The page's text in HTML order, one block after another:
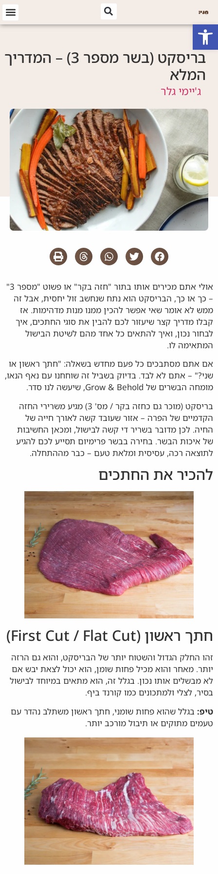
פתח סרגל נגישות
בריסקט (בשר מספר 3) – המדריך
המלא
ג'יימי גלר
אולי אתם מכירים אותו בתור "חזה בקר" או פשוט "מספר 3"
– כך או כך, הבריסקט הוא נתח שנחשב זול יחסית, אבל זה
ממש לא אומר שאי אפשר להכין ממנו מנות מדהימות. אז
קבלו מדריך קצר שיעזור לכם להבין את סוגי החתכים, איך
לבחור נכון, ואיך להתאים כל אחד מהם לשיטת הבישול
המתאימה לו.
אם אתם מסתבכים כל פעם מחדש בשאלה: "חתך ראשון או
שני?" – אתם לא לבד. בדיוק בשביל זה שוחחנו עם נאף הנאו,
מומחה הבשרים של Grow & Behold, שיעשה לנו סדר.
בריסקט (מוכר גם כחזה בקר / מס' 3) מגיע משרירי החזה
הקדמיים של הפרה – אזור שעובד קשה לאורך חייה של
החיה. לכן מדובר בשריר די קשה לבישול, ומכאן החשיבות
של איכות הבשר. בחירה בבשר פרימיום תסייע לכם להגיע
לתוצאה רכה, עסיסית ומלאת טעם – כבר מההתחלה.
להכיר את החתכים
חתך ראשון (First Cut / Flat Cut)
זהו החלק הגדול והשטוח יותר של הבריסקט, והוא גם הרזה
יותר. מאחר והוא מכיל פחות שומן, הוא יכול לצאת יבש אם
לא מבשלים אותו נכון. בגלל זה, הוא מתאים במיוחד לבישול
בסיר, לצלי ולמתכונים כמו קורנד ביף.
טיפ: בגלל שהוא פחות שומני, חתך ראשון משתלב נהדר עם
טעמים מתוקים או תיבול מורכב יותר.